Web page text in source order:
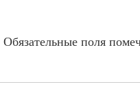
Обязательные поля